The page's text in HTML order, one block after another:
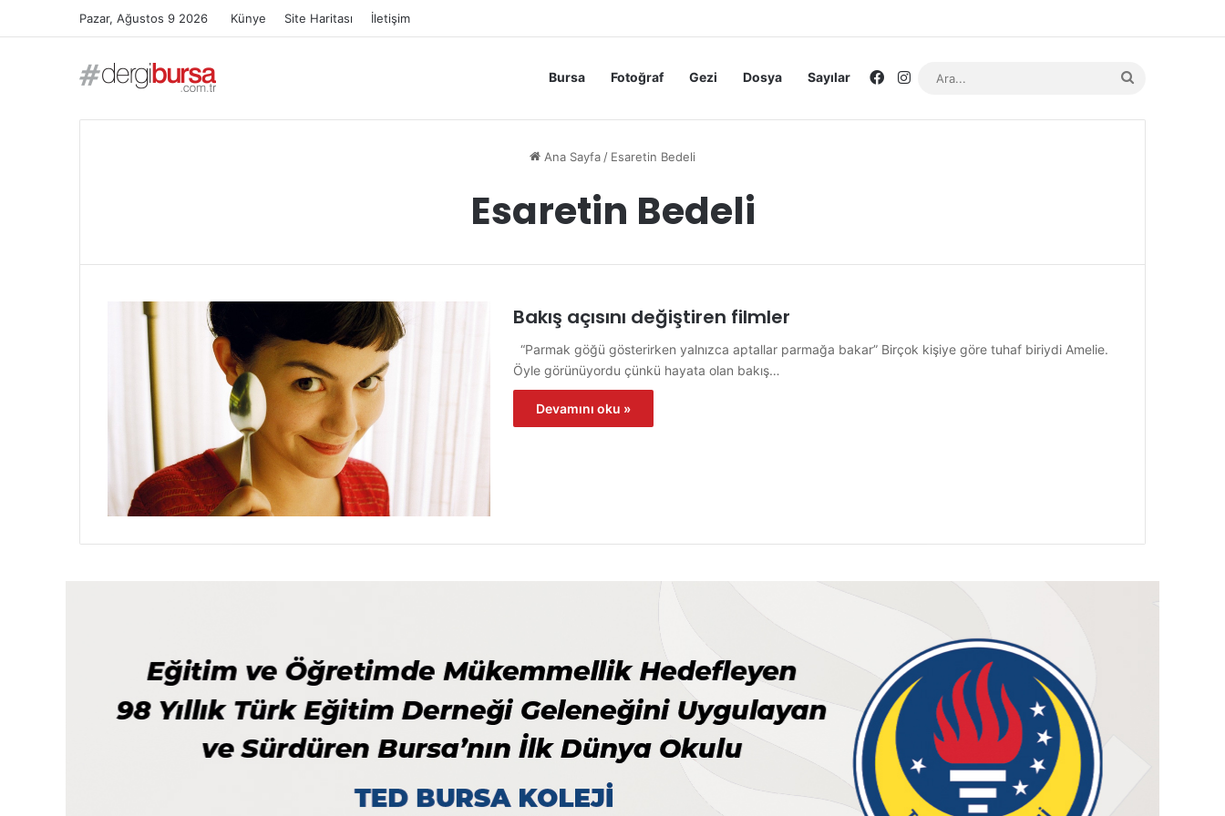
Pazar, Ağustos 9 2026 Künye Site Haritası İletişim
Bursa Fotoğraf Gezi Dosya Sayılar Facebook
Instagram
Ana Sayfa / Esaretin Bedeli
Esaretin Bedeli
Bakış açısını değiştiren filmler
“Parmak göğü gösterirken yalnızca aptallar parmağa bakar” Birçok kişiye göre tuhaf biriydi Amelie.
Öyle görünüyordu çünkü hayata olan bakış…
Devamını oku »